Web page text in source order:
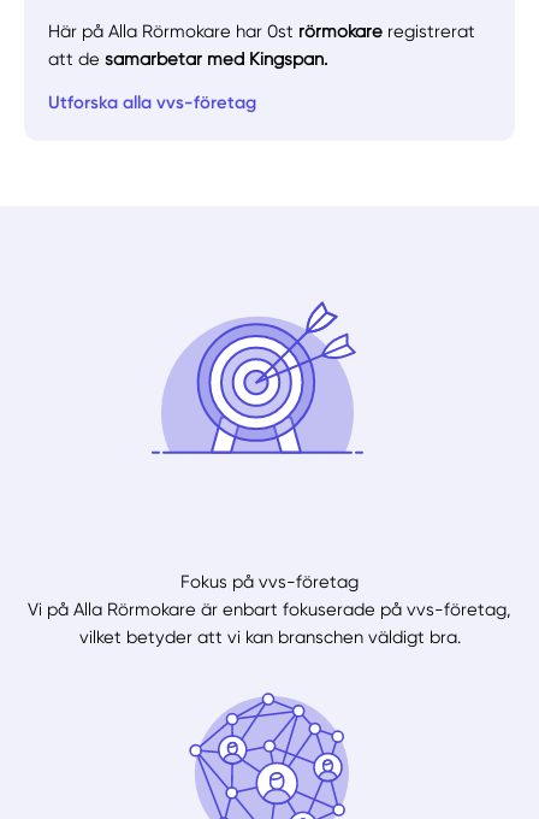
Här på Alla Rörmokare har 0st rörmokare registrerat
att desamarbetar med Kingspan.
Utforska alla vvs-företag
Fokus på vvs-företag
Vi på Alla Rörmokare är enbart fokuserade på vvs-företag,
vilket betyder att vi kan branschen väldigt bra.